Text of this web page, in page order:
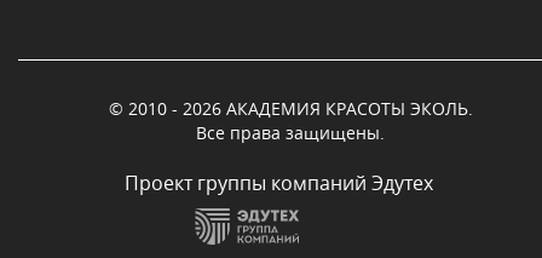
© 2010 - 2026 АКАДЕМИЯ КРАСОТЫ ЭКОЛЬ.
Все права защищены.
Проект группы компаний Эдутех